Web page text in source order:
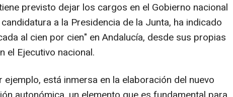
previsto dejar los cargos en el Gobierno nacional
a la Presidencia de la Junta, ha indicado
al cien por cien" en Andalucía, desde sus propias
el Ejecutivo nacional.
ejemplo, está inmersa en la elaboración del nuevo